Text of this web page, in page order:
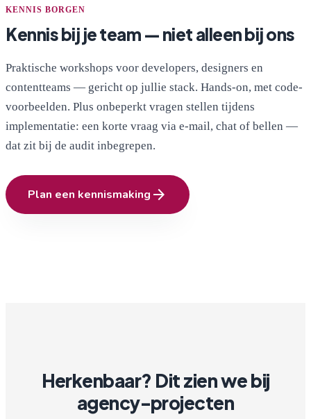
KENNIS BORGEN
Kennis bij je team — niet alleen bij ons
Praktische workshops voor developers, designers en
contentteams — gericht op jullie stack. Hands-on, met code-
voorbeelden. Plus onbeperkt vragen stellen tijdens
implementatie: een korte vraag via e-mail, chat of bellen —
dat zit bij de audit inbegrepen.
Plan een kennismaking arrow_forward
Herkenbaar? Dit zien we bij
agency-projecten